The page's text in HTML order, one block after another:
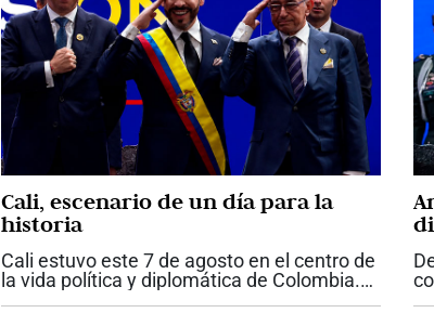
Cali, escenario de un día para la
historia
Cali estuvo este 7 de agosto en el centro de
la vida política y diplomática de Colombia.